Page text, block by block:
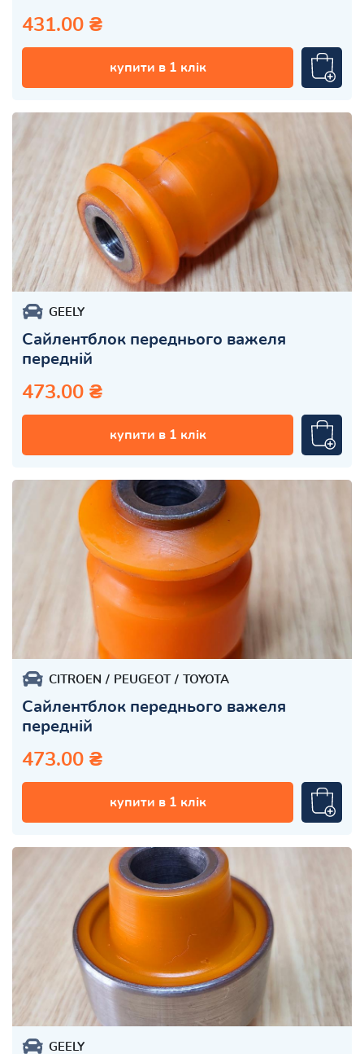
431.00 ₴
купити в 1 клік
GEELY
Сайлентблок переднього важеля
передній
473.00 ₴
купити в 1 клік
CITROEN PEUGEOT TOYOTA
Сайлентблок переднього важеля
передній
473.00 ₴
купити в 1 клік
GEELY